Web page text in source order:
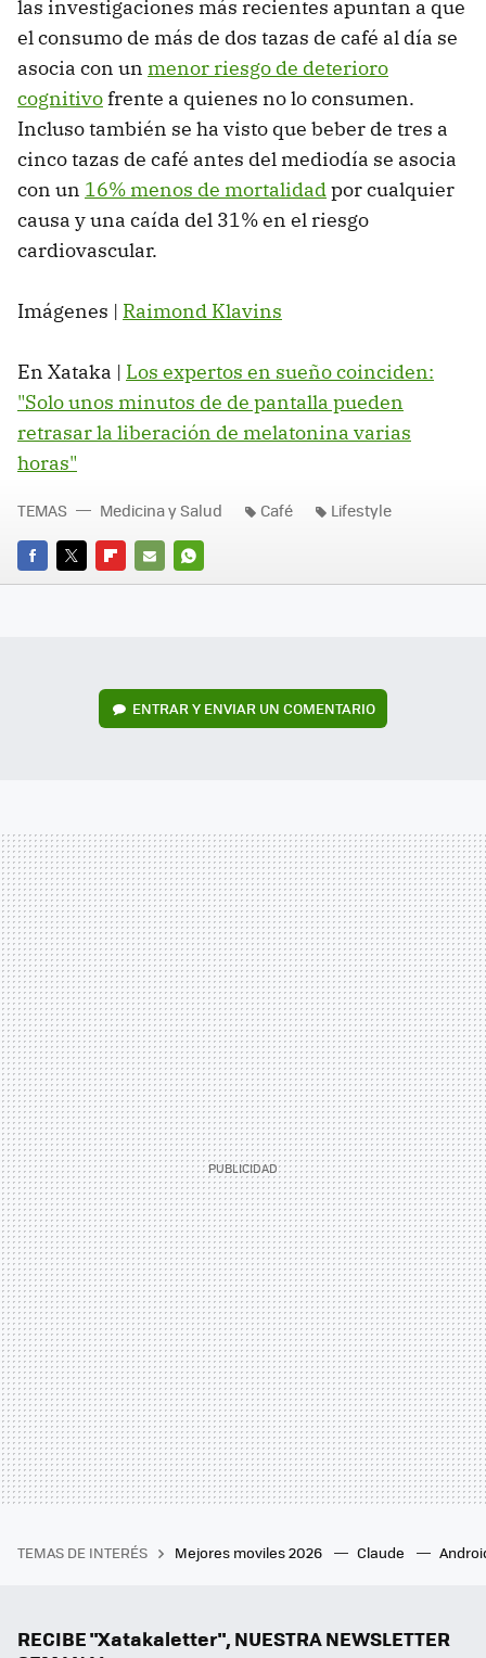
las investigaciones más recientes apuntan a que
el consumo de más de dos tazas de café al día se
asocia con un menor riesgo de deterioro
cognitivofrente a quienes no lo consumen.
Incluso también se ha visto que beber de tres a
cinco tazas de café antes del mediodía se asocia
con un 16% menos de mortalidadpor cualquier
causa y una caída del 31% en el riesgo
cardiovascular.
Imágenes | Raimond Klavins
En Xataka | Los expertos en sueño coinciden:
"Solo unos minutos de de pantalla pueden
retrasar la liberación de melatonina varias
horas"
FACEBOOK
TWITTERFLIPBOARD
E-
WHATSAPP
TEMAS Medicina y Salud Café Lifestyle
ENTRAR Y ENVIAR UN COMENTARIO
TEMAS DE INTERÉS Mejores moviles 2026 Claude
RECIBE "Xatakaletter", NUESTRA NEWSLETTER